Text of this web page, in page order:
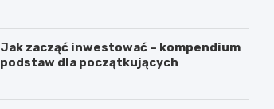
Jak zacząć inwestować – kompendium
podstaw dla początkujących